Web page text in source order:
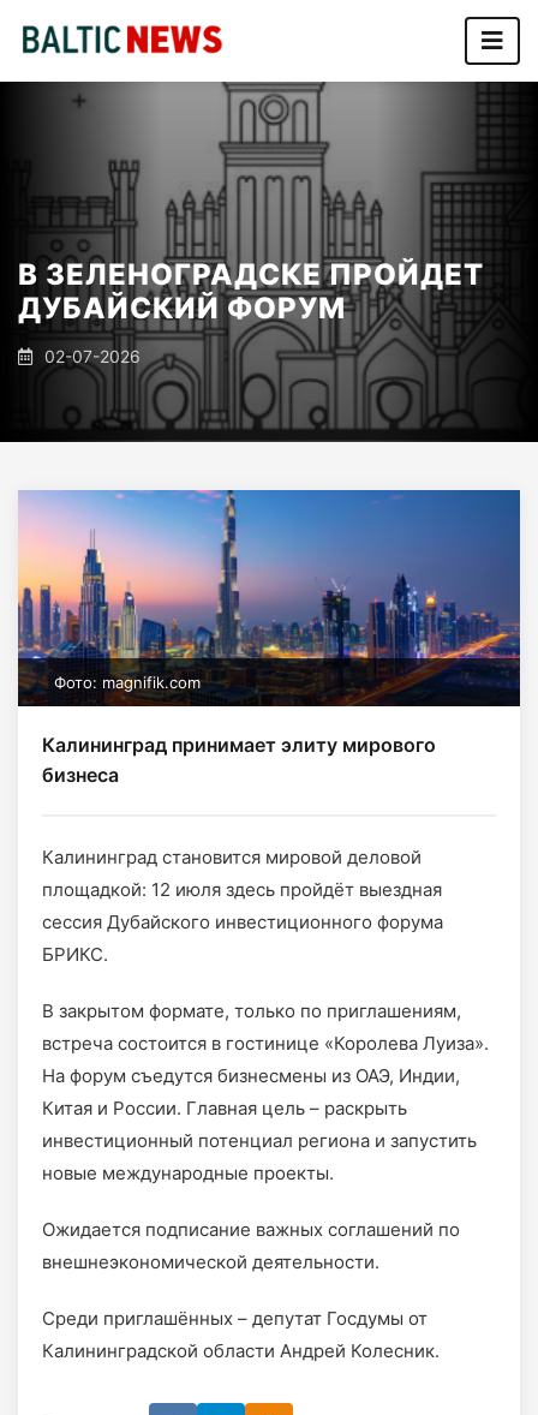
В ЗЕЛЕНОГРАДСКЕ ПРОЙДЕТ
ДУБАЙСКИЙ ФОРУМ
02-07-2026
Фото: magnifik.com
Калининград принимает элиту мирового
бизнеса
Калининград становится мировой деловой
площадкой: 12 июля здесь пройдёт выездная
сессия Дубайского инвестиционного форума
БРИКС.
В закрытом формате, только по приглашениям,
встреча состоится в гостинице «Королева Луиза».
На форум съедутся бизнесмены из ОАЭ, Индии,
Китая и России. Главная цель – раскрыть
инвестиционный потенциал региона и запустить
новые международные проекты.
Ожидается подписание важных соглашений по
внешнеэкономической деятельности.
Среди приглашённых – депутат Госдумы от
Калининградской области Андрей Колесник.